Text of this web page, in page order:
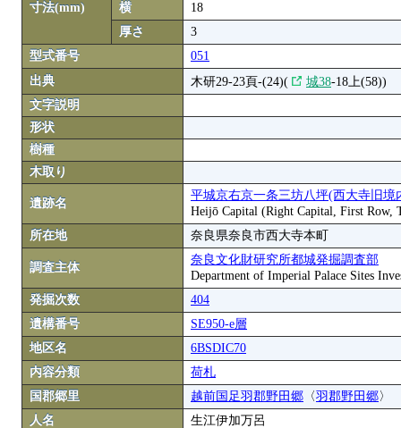
寸法(mm)
横
18
厚さ
3
型式番号
051
出典
木研29-23頁-(24)( 城38-18上(58))
文字説明
形状
樹種
木取り
遺跡名
平城京右京一条三坊八坪(西大寺旧境
Heijō Capital (Right Capital, First Row,
所在地
奈良県奈良市西大寺本町
調査主体
奈良文化財研究所都城発掘調査部
Department of Imperial Palace Sites
発掘次数
404
遺構番号
SE950-e層
地区名
6BSDIC70
内容分類
荷札
国郡郷里
越前国足羽郡野田郷 〈羽郡野田郷〉
人名
生江伊加万呂